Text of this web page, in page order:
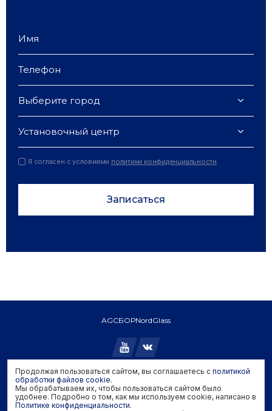
Выберите город
Установочный центр
Я согласен с условиями политики конфиденциальности
Записаться
AGCБОРNordGlass
Copyright © 2026 AGC. All rights reserved.
Политика конфиденциальности
Политика обработки файлов cookie
Продолжая пользоваться сайтом, вы соглашаетесь с политикой
обработки файлов cookie.
Мы обрабатываем их, чтобы пользоваться сайтом было
удобнее. Подробно о том, как мы используем cookie, написано в
Политике конфиденциальности.